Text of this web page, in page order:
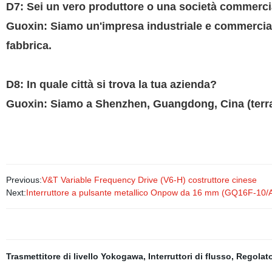
D7: Sei un vero produttore o una società
Guoxin: Siamo un'impresa industriale e
fabbrica.
D8: In quale città si trova la tua azienda?
Guoxin: Siamo a Shenzhen, Guangdong, Cina
Previous:V&T Variable Frequency Drive (V6-H) costruttore cinese
Next:Interruttore a pulsante metallico Onpow da 16 mm (GQ16F-10/
Trasmettitore di livello Yokogawa, Interruttori di flusso,